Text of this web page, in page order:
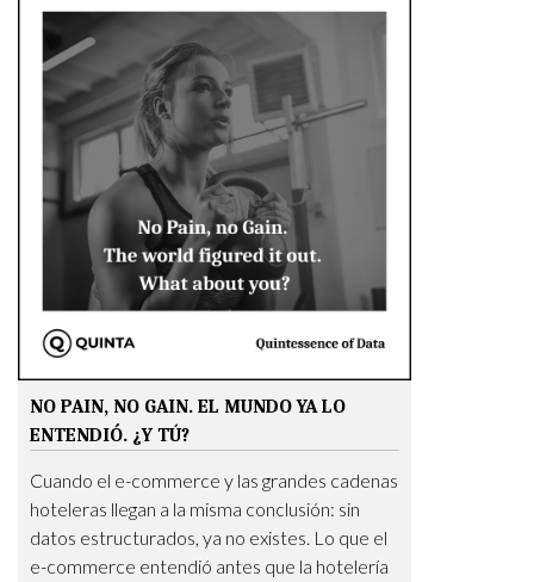
NO PAIN, NO GAIN. EL MUNDO YA LO
ENTENDIÓ. ¿Y TÚ?
Cuando el e-commerce y las grandes cadenas
hoteleras llegan a la misma conclusión: sin
datos estructurados, ya no existes. Lo que el
e-commerce entendió antes que la hotelería